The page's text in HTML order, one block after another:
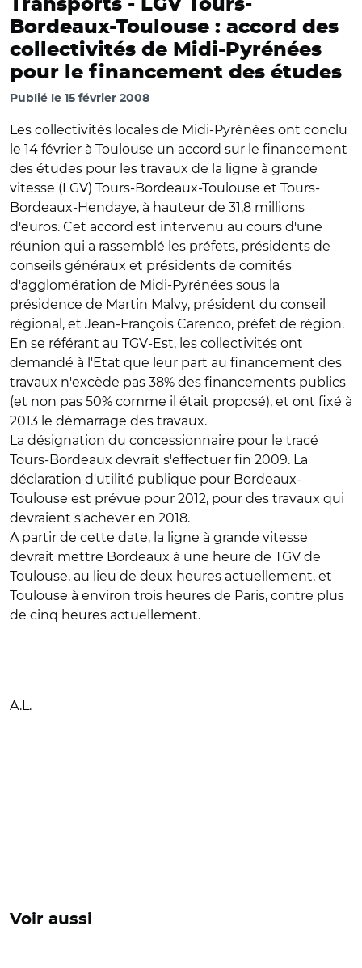
Transports - LGV Tours-
Bordeaux-Toulouse : accord des
collectivités de Midi-Pyrénées
pour le financement des études
Publié le 15 février 2008
Les collectivités locales de Midi-Pyrénées ont conclu
le 14 février à Toulouse un accord sur le financement
des études pour les travaux de la ligne à grande
vitesse (LGV) Tours-Bordeaux-Toulouse et Tours-
Bordeaux-Hendaye, à hauteur de 31,8 millions
d'euros. Cet accord est intervenu au cours d'une
réunion qui a rassemblé les préfets, présidents de
conseils généraux et présidents de comités
d'agglomération de Midi-Pyrénées sous la
présidence de Martin Malvy, président du conseil
régional, et Jean-François Carenco, préfet de région.
En se référant au TGV-Est, les collectivités ont
demandé à l'Etat que leur part au financement des
travaux n'excède pas 38% des financements publics
(et non pas 50% comme il était proposé), et ont fixé à
2013 le démarrage des travaux.
La désignation du concessionnaire pour le tracé
Tours-Bordeaux devrait s'effectuer fin 2009. La
déclaration d'utilité publique pour Bordeaux-
Toulouse est prévue pour 2012, pour des travaux qui
devraient s'achever en 2018.
A partir de cette date, la ligne à grande vitesse
devrait mettre Bordeaux à une heure de TGV de
Toulouse, au lieu de deux heures actuellement, et
Toulouse à environ trois heures de Paris, contre plus
de cinq heures actuellement.
A.L.
Voir aussi